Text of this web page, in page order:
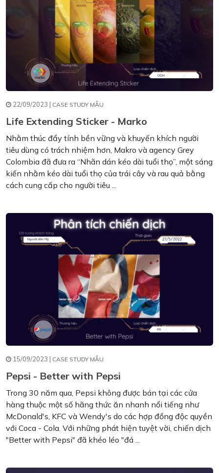
22/09/2023 | CASE STUDY MẪU
Life Extending Sticker - Marko
Nhằm thúc đẩy tính bền vững và khuyến khích người
tiêu dùng có trách nhiệm hơn, Makro và agency Grey
Colombia đã đưa ra “Nhãn dán kéo dài tuổi thọ”, một sáng
kiến ​​nhằm kéo dài tuổi thọ của trái cây và rau quả bằng
cách cung cấp cho người tiêu ...
15/09/2023 | CASE STUDY MẪU
Pepsi - Better with Pepsi
Trong 30 năm qua, Pepsi không được bán tại các cửa
hàng thuộc một số hãng thức ăn nhanh nổi tiếng như
McDonald's, KFC và Wendy's do các hợp đồng độc quyền
với Coca - Cola. Với những phát hiện tuyệt vời, chiến dịch
"Better with Pepsi" đã khéo léo "đá ...